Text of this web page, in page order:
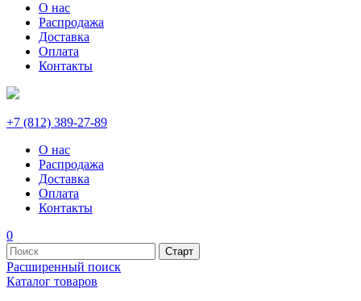
О нас
Распродажа
Доставка
Оплата
Контакты
+7 (812) 389-27-89
О нас
Распродажа
Доставка
Оплата
Контакты
0
Расширенный поиск
Каталог товаров